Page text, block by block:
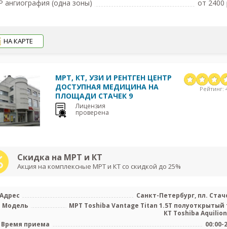
ангиография (одна зоны) от 2400
НА КАРТЕ
МРТ, КТ, УЗИ И РЕНТГЕН ЦЕНТР
ДОСТУПНАЯ МЕДИЦИНА НА
ПЛОЩАДИ СТАЧЕК 9
Лицензия
проверена
Рейтинг:
Скидка на МРТ и КТ
Акция на комплексные МРТ и КТ со скидкой до 25%
Санкт-Петербург, пл.
Модель
МРТ Toshiba Vantage Titan 1.5T полуоткрытый
КТ Toshiba Aquilion
Время приема
00:00-